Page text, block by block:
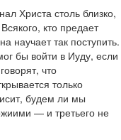
Христа столь близко,
кто предает
научает так поступить.
бы войти в Иуду, если
что
только
будем ли мы
— и третьего не